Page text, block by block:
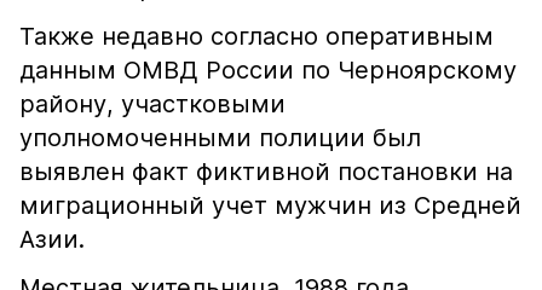
Также недавно согласно оперативным
данным ОМВД России по Черноярскому
району, участковыми
уполномоченными полиции был
выявлен факт фиктивной постановки на
миграционный учет мужчин из Средней
Азии.